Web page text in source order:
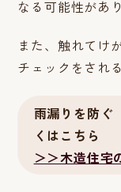
なる可能性があ
また、触れてけ
チェックをされ
雨漏りを防ぐ
くはこちら
＞＞木造住宅